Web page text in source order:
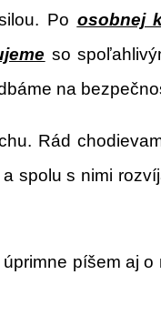
Po osobnej
so
na
Rád
spolu s nimi
píšem aj